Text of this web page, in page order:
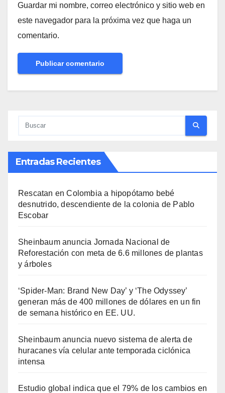
Guardar mi nombre, correo electrónico y sitio web en
este navegador para la próxima vez que haga un
comentario.
Entradas Recientes
Rescatan en Colombia a hipopótamo bebé
desnutrido, descendiente de la colonia de Pablo
Escobar
Sheinbaum anuncia Jornada Nacional de
Reforestación con meta de 6.6 millones de plantas
y árboles
‘Spider-Man: Brand New Day’ y ‘The Odyssey’
generan más de 400 millones de dólares en un fin
de semana histórico en EE. UU.
Sheinbaum anuncia nuevo sistema de alerta de
huracanes vía celular ante temporada ciclónica
intensa
Estudio global indica que el 79% de los cambios en